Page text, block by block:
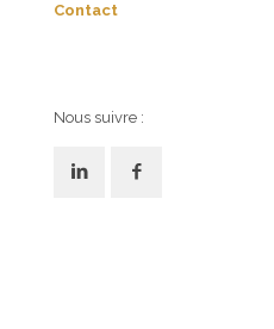
Contact
Nous suivre :